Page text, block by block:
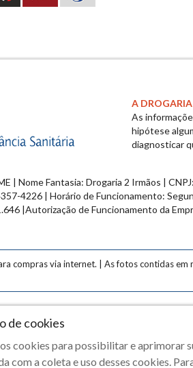
A
As
hipótese
diagnosticar
| Nome Fantasia: Drogaria 2 Irmãos |
4226 | Horário de Funcionamento:
|Autorização de Funcionamento da
compras via internet. | As fotos contidas
Copyright © 2020 Drogaria 2
de cookies
cookies para possibilitar e aprimorar
com a coleta e uso desses cookies.